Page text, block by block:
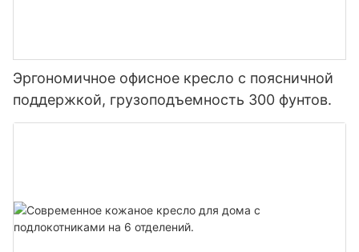
Эргономичное офисное кресло с поясничной
поддержкой, грузоподъемность 300 фунтов.